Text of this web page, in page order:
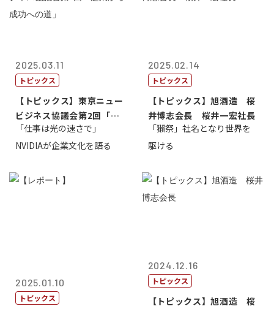
2025.03.11
トピックス
【トピックス】東京ニュー
ビジネス協議会第2回「起
業から成功へ...
「仕事は光の速さで」
NVIDIAが企業文化を語る
2025.02.14
トピックス
【トピックス】旭酒造 桜
井博志会長 桜井一宏社長
「獺祭」社名となり世界を
駆ける
2025.01.10
トピックス
2024.12.16
トピックス
【トピックス】旭酒造 桜